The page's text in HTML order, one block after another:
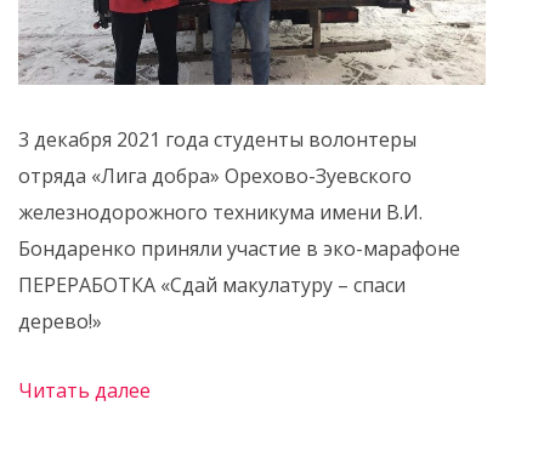
3 декабря 2021 года студенты волонтеры
отряда «Лига добра» Орехово-Зуевского
железнодорожного техникума имени В.И.
Бондаренко приняли участие в эко-марафоне
ПЕРЕРАБОТКА «Сдай макулатуру – спаси
дерево!»
Читать далее